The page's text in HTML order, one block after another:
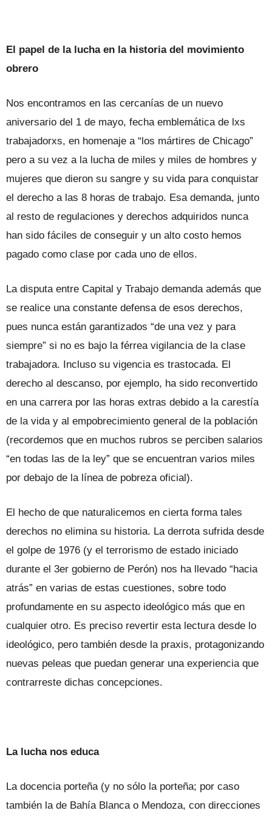
El papel de la lucha en la historia del movimiento
obrero
Nos encontramos en las cercanías de un nuevo
aniversario del 1 de mayo, fecha emblemática de lxs
trabajadorxs, en homenaje a “los mártires de Chicago”
pero a su vez a la lucha de miles y miles de hombres y
mujeres que dieron su sangre y su vida para conquistar
el derecho a las 8 horas de trabajo. Esa demanda, junto
al resto de regulaciones y derechos adquiridos nunca
han sido fáciles de conseguir y un alto costo hemos
pagado como clase por cada uno de ellos.
La disputa entre Capital y Trabajo demanda además que
se realice una constante defensa de esos derechos,
pues nunca están garantizados “de una vez y para
siempre” si no es bajo la férrea vigilancia de la clase
trabajadora. Incluso su vigencia es trastocada. El
derecho al descanso, por ejemplo, ha sido reconvertido
en una carrera por las horas extras debido a la carestía
de la vida y al empobrecimiento general de la población
(recordemos que en muchos rubros se perciben salarios
“en todas las de la ley” que se encuentran varios miles
por debajo de la línea de pobreza oficial).
El hecho de que naturalicemos en cierta forma tales
derechos no elimina su historia. La derrota sufrida desde
el golpe de 1976 (y el terrorismo de estado iniciado
durante el 3er gobierno de Perón) nos ha llevado “hacia
atrás” en varias de estas cuestiones, sobre todo
profundamente en su aspecto ideológico más que en
cualquier otro. Es preciso revertir esta lectura desde lo
ideológico, pero también desde la praxis, protagonizando
nuevas peleas que puedan generar una experiencia que
contrarreste dichas concepciones.
La lucha nos educa
La docencia porteña (y no sólo la porteña; por caso
también la de Bahía Blanca o Mendoza, con direcciones